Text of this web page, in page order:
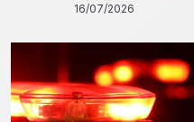
16/07/2026